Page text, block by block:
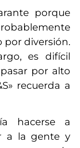
porque
por diversión.
es difícil
por alto
recuerda a
hacerse a
a la gente y